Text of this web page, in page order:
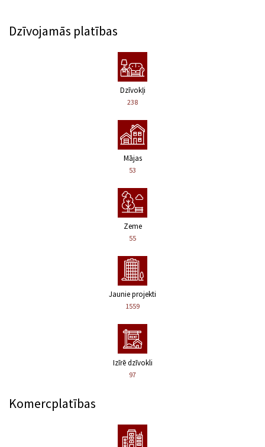
Dzīvojamās platības
Dzīvokļi
238
Mājas
53
Zeme
55
Jaunie projekti
1559
Izīrē dzīvokli
97
Komercplatības